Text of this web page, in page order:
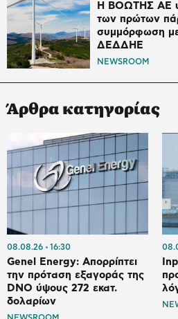
Η ΒΟΩΤΗΣ AE
των πρώτων
συμμόρφωση με
ΔΕΔΔΗΕ
NEWSROOM
Άρθρα κατηγορίας
08.08.26 16:30
Genel Energy: Απορρίπτει
την πρόταση εξαγοράς της
DNO ύψους 272 εκατ.
δολαρίων